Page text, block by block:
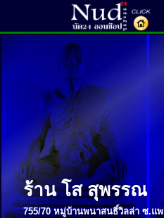
ร้าน โส สุพรรณ
755/70 หมู่บ้านพนาสนธิ์วิลล่า ซ.แพ